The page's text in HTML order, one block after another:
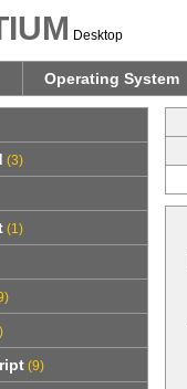
Desktop
Operating System
(3)
(1)
(9)